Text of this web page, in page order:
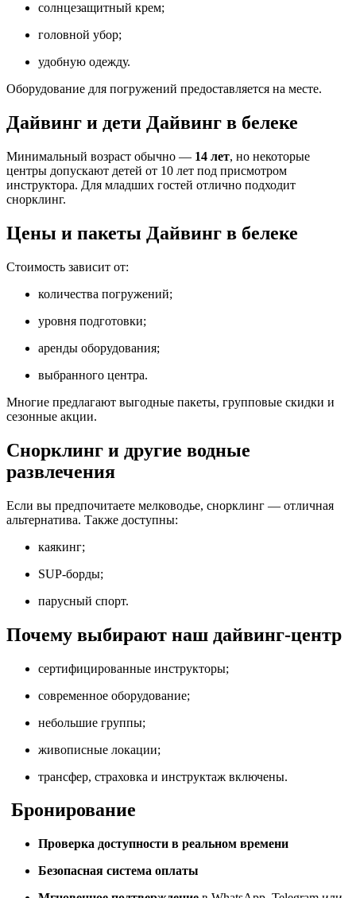
солнцезащитный крем;
головной убор;
удобную одежду.
Оборудование для погружений предоставляется на месте.
Дайвинг и дети Дайвинг в белеке
Минимальный возраст обычно — 14 лет, но некоторые
центры допускают детей от 10 лет под присмотром
инструктора. Для младших гостей отлично подходит
снорклинг.
Цены и пакеты Дайвинг в белеке
Стоимость зависит от:
количества погружений;
уровня подготовки;
аренды оборудования;
выбранного центра.
Многие предлагают выгодные пакеты, групповые скидки и
сезонные акции.
Снорклинг и другие водные
развлечения
Если вы предпочитаете мелководье, снорклинг — отличная
альтернатива. Также доступны:
каякинг;
SUP‑борды;
парусный спорт.
Почему выбирают наш дайвинг‑центр
сертифицированные инструкторы;
современное оборудование;
небольшие группы;
живописные локации;
трансфер, страховка и инструктаж включены.
Бронирование
Проверка доступности в реальном времени
Безопасная система оплаты